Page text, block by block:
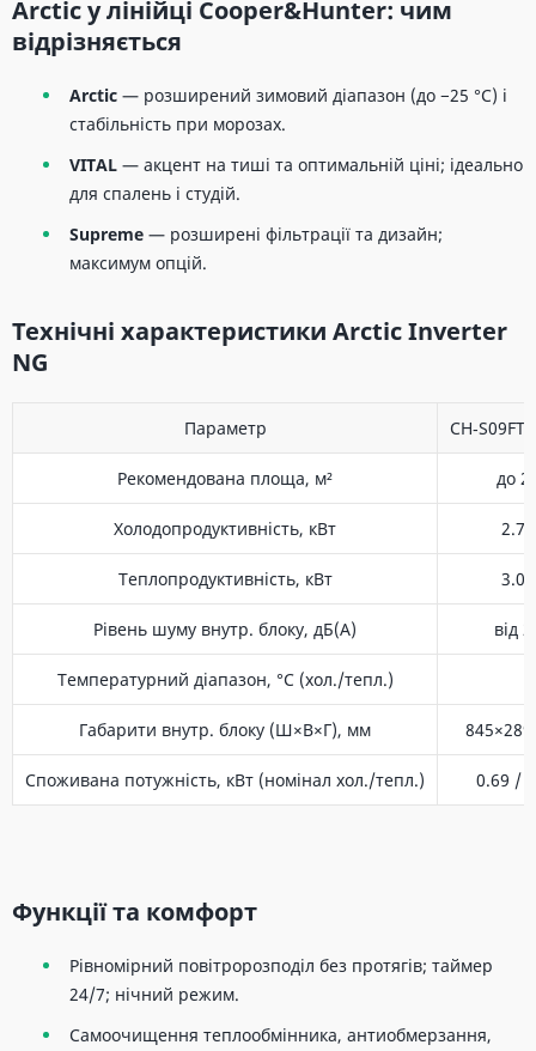
Arctic у лінійці Cooper&Hunter: чим
відрізняється
Arctic — розширений зимовий діапазон (до −25 °C) і
стабільність при морозах.
VITAL — акцент на тиші та оптимальній ціні; ідеально
для спалень і студій.
Supreme — розширені фільтрації та дизайн;
максимум опцій.
Технічні характеристики Arctic Inverter
NG
Параметр
Рекомендована площа, м² до
Холодопродуктивність, кВт 2.70
Теплопродуктивність, кВт 3.00
Рівень шуму внутр. блоку, дБ(A) від
Температурний діапазон, °C (хол./тепл.)
Габарити внутр. блоку (Ш×В×Г), мм
Споживана потужність, кВт (номінал хол./тепл.) 0.69 /
Функції та комфорт
Рівномірний повітророзподіл без протягів; таймер
24/7; нічний режим.
Самоочищення теплообмінника, антиобмерзання,